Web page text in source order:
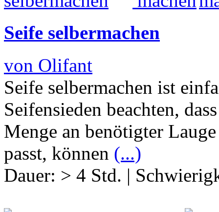
Seife selbermachen
von Olifant
Seife selbermachen ist
Seifensieden beachten,
Menge an benötigter
passt, können (...)
Dauer: > 4 Std. |